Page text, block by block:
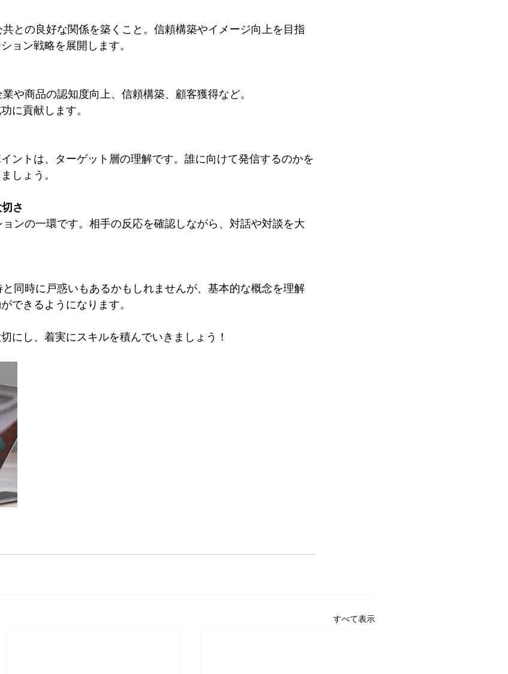
共との良好な関係を築くこと。信頼構築やイメージ向上を目指
ョン戦略を展開します。
や商品の認知度向上、信頼構築、顧客獲得など。
に貢献します。
ントは、ターゲット層の理解です。誰に向けて発信するのかを
しょう。
さ
ンの一環です。相手の反応を確認しながら、対話や対談を大
同時に戸惑いもあるかもしれませんが、基本的な概念を理解
できるようになります。
にし、着実にスキルを積んでいきましょう！
すべて表示